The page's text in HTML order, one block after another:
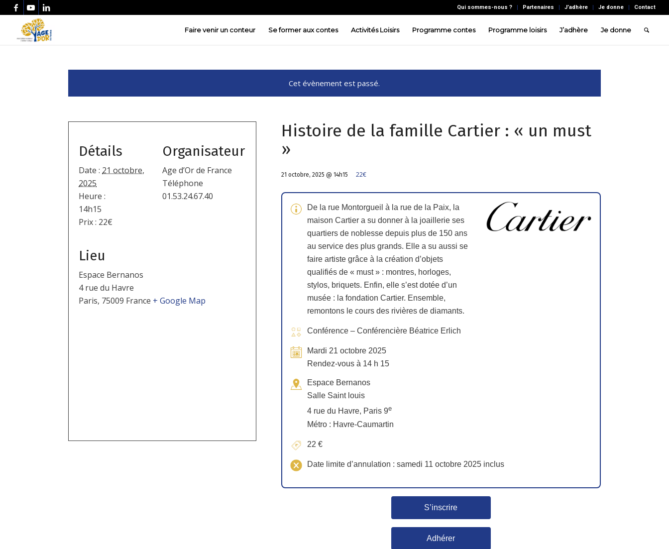
Qui sommes-nous ? Partenaires J’adhère Je donne Contact
Faire venir un conteur Se former aux contes Activités Loisirs Programme contes Programme loisirs J’adhère Je donne
Cet évènement est passé.
Histoire de la famille Cartier : « un must
»
21 octobre, 2025 @ 14h15 22€
De la rue Montorgueil à la rue de la Paix, la
maison Cartier a su donner à la joaillerie ses
quartiers de noblesse depuis plus de 150 ans
au service des plus grands. Elle a su aussi se
faire artiste grâce à la création d’objets
qualifiés de « must » : montres, horloges,
stylos, briquets. Enfin, elle s’est dotée d’un
musée : la fondation Cartier. Ensemble,
remontons le cours des rivières de diamants.
Conférence – Conférencière Béatrice Erlich
Mardi 21 octobre 2025
Rendez-vous à 14 h 15
Espace Bernanos
Salle Saint louis
4 rue du Havre, Paris 9e
Métro : Havre-Caumartin
22 €
Date limite d’annulation : samedi 11 octobre 2025 inclus
S’inscrire
Adhérer
Détails
Date : 21 octobre,
2025
Heure :
14h15
Prix : 22€
Organisateur
Age d’Or de France
Téléphone
01.53.24.67.40
Lieu
Espace Bernanos
4 rue du Havre
Paris, 75009 France + Google Map